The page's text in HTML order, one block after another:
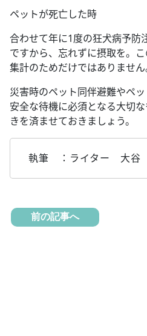
ペットが死亡した時
合わせて年に1度の狂犬病予防
ですから、忘れずに摂取を。
集計のためだけではありません
災害時のペット同伴避難やペッ
安全な待機に必須となる大切
きを済ませておきましょう。
執筆 ：ライター 大谷
前の記事へ